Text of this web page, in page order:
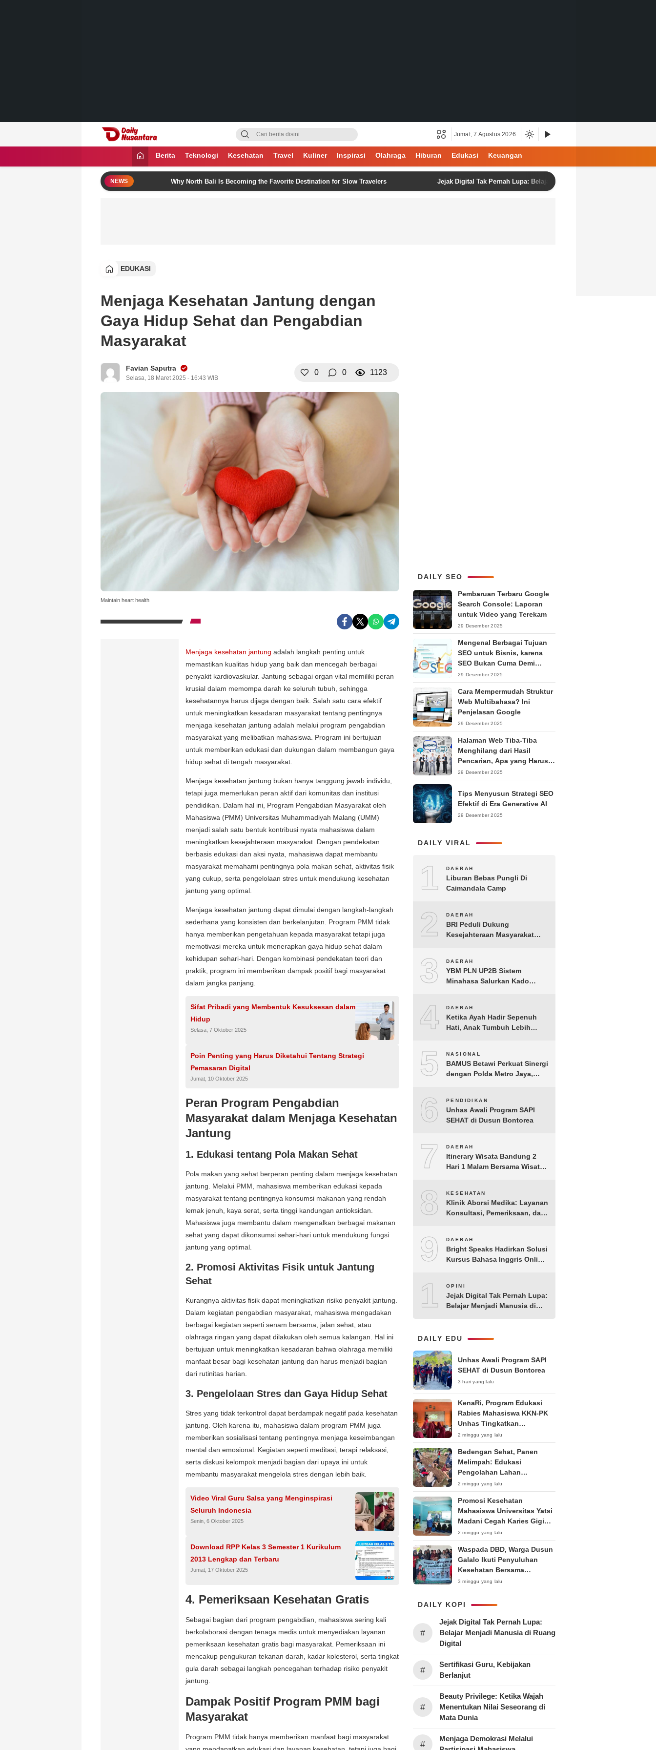
Daily Nusantara
Menyajikan Fakta, Menginspirasi Bangsa
Jumat, 7 Agustus 2026
Berita Teknologi Kesehatan Travel Kuliner Inspirasi Olahraga Hiburan Edukasi Keuangan
NEWS Why North Bali Is Becoming the Favorite Destination for Slow Travelers Jejak Digital Tak Pernah Lupa: Belajar Menjadi Manusia di Ruang Digital
EDUKASI
Menjaga Kesehatan Jantung dengan
Gaya Hidup Sehat dan Pengabdian
Masyarakat
Favian Saputra
Selasa, 18 Maret 2025 - 16:43 WIB
0 0 1123
Maintain heart health
Menjaga kesehatan jantung adalah langkah penting untuk
memastikan kualitas hidup yang baik dan mencegah berbagai
penyakit kardiovaskular. Jantung sebagai organ vital memiliki peran
krusial dalam memompa darah ke seluruh tubuh, sehingga
kesehatannya harus dijaga dengan baik. Salah satu cara efektif
untuk meningkatkan kesadaran masyarakat tentang pentingnya
menjaga kesehatan jantung adalah melalui program pengabdian
masyarakat yang melibatkan mahasiswa. Program ini bertujuan
untuk memberikan edukasi dan dukungan dalam membangun gaya
hidup sehat di tengah masyarakat.
Menjaga kesehatan jantung bukan hanya tanggung jawab individu,
tetapi juga memerlukan peran aktif dari komunitas dan institusi
pendidikan. Dalam hal ini, Program Pengabdian Masyarakat oleh
Mahasiswa (PMM) Universitas Muhammadiyah Malang (UMM)
menjadi salah satu bentuk kontribusi nyata mahasiswa dalam
meningkatkan kesejahteraan masyarakat. Dengan pendekatan
berbasis edukasi dan aksi nyata, mahasiswa dapat membantu
masyarakat memahami pentingnya pola makan sehat, aktivitas fisik
yang cukup, serta pengelolaan stres untuk mendukung kesehatan
jantung yang optimal.
Menjaga kesehatan jantung dapat dimulai dengan langkah-langkah
sederhana yang konsisten dan berkelanjutan. Program PMM tidak
hanya memberikan pengetahuan kepada masyarakat tetapi juga
memotivasi mereka untuk menerapkan gaya hidup sehat dalam
kehidupan sehari-hari. Dengan kombinasi pendekatan teori dan
praktik, program ini memberikan dampak positif bagi masyarakat
dalam jangka panjang.
Sifat Pribadi yang Membentuk Kesuksesan dalam
Hidup
Selasa, 7 Oktober 2025
Poin Penting yang Harus Diketahui Tentang Strategi
Pemasaran Digital
Jumat, 10 Oktober 2025
Peran Program Pengabdian
Masyarakat dalam Menjaga Kesehatan
Jantung
1. Edukasi tentang Pola Makan Sehat
Pola makan yang sehat berperan penting dalam menjaga kesehatan
jantung. Melalui PMM, mahasiswa memberikan edukasi kepada
masyarakat tentang pentingnya konsumsi makanan yang rendah
lemak jenuh, kaya serat, serta tinggi kandungan antioksidan.
Mahasiswa juga membantu dalam mengenalkan berbagai makanan
sehat yang dapat dikonsumsi sehari-hari untuk mendukung fungsi
jantung yang optimal.
2. Promosi Aktivitas Fisik untuk Jantung
Sehat
Kurangnya aktivitas fisik dapat meningkatkan risiko penyakit jantung.
Dalam kegiatan pengabdian masyarakat, mahasiswa mengadakan
berbagai kegiatan seperti senam bersama, jalan sehat, atau
olahraga ringan yang dapat dilakukan oleh semua kalangan. Hal ini
bertujuan untuk meningkatkan kesadaran bahwa olahraga memiliki
manfaat besar bagi kesehatan jantung dan harus menjadi bagian
dari rutinitas harian.
3. Pengelolaan Stres dan Gaya Hidup Sehat
Stres yang tidak terkontrol dapat berdampak negatif pada kesehatan
jantung. Oleh karena itu, mahasiswa dalam program PMM juga
memberikan sosialisasi tentang pentingnya menjaga keseimbangan
mental dan emosional. Kegiatan seperti meditasi, terapi relaksasi,
serta diskusi kelompok menjadi bagian dari upaya ini untuk
membantu masyarakat mengelola stres dengan lebih baik.
Video Viral Guru Salsa yang Menginspirasi
Seluruh Indonesia
Senin, 6 Oktober 2025
Download RPP Kelas 3 Semester 1 Kurikulum
2013 Lengkap dan Terbaru
Jumat, 17 Oktober 2025
4. Pemeriksaan Kesehatan Gratis
Sebagai bagian dari program pengabdian, mahasiswa sering kali
berkolaborasi dengan tenaga medis untuk menyediakan layanan
pemeriksaan kesehatan gratis bagi masyarakat. Pemeriksaan ini
mencakup pengukuran tekanan darah, kadar kolesterol, serta tingkat
gula darah sebagai langkah pencegahan terhadap risiko penyakit
jantung.
Dampak Positif Program PMM bagi
Masyarakat
Program PMM tidak hanya memberikan manfaat bagi masyarakat
DAILY SEO
Pembaruan Terbaru Google
Search Console: Laporan
untuk Video yang Terekam
29 Desember 2025
Mengenal Berbagai Tujuan
SEO untuk Bisnis, karena
SEO Bukan Cuma Demi
Ranking
29 Desember 2025
Cara Mempermudah Struktur
Web Multibahasa? Ini
Penjelasan Google
29 Desember 2025
Halaman Web Tiba-Tiba
Menghilang dari Hasil
Pencarian, Apa yang Harus
Dilakukan?
29 Desember 2025
Tips Menyusun Strategi SEO
Efektif di Era Generative AI
29 Desember 2025
DAILY VIRAL
1 DAERAH
Liburan Bebas Pungli Di
Caimandala Camp
2 DAERAH
BRI Peduli Dukung
Kesejahteraan Masyarakat
3 DAERAH
YBM PLN UP2B Sistem
Minahasa Salurkan Kado
Tomohon
4 DAERAH
Ketika Ayah Hadir Sepenuh
Hati, Anak Tumbuh Lebih
5 NASIONAL
BAMUS Betawi Perkuat Sinergi
dengan Polda Metro Jaya,
Kondusif Jelang HUT ke-81
Republik Indonesia
6 PENDIDIKAN
Unhas Awali Program SAPI
SEHAT di Dusun Bontorea
7 DAERAH
Itinerary Wisata Bandung 2
Hari 1 Malam Bersama Wisata
8 KESEHATAN
Klinik Aborsi Medika: Layanan
Konsultasi, Pemeriksaan, dan
9 DAERAH
Bright Speaks Hadirkan Solusi
Kursus Bahasa Inggris Online
Bicara
10
OPINI
Jejak Digital Tak Pernah Lupa:
Belajar Menjadi Manusia di
DAILY EDU
Unhas Awali Program SAPI
SEHAT di Dusun Bontorea
3 hari yang lalu
KenaRi, Program Edukasi
Rabies Mahasiswa KKN-PK
Unhas Tingkatkan
Kesadaran Siswa SD Negeri 4
Maccorawalie
2 minggu yang lalu
Bedengan Sehat, Panen
Melimpah: Edukasi
Pengolahan Lahan
Bedengan Organik bagi KWT
dan Ibu PKK RT 04 RW 01
Kelurahan Pakintelan
2 minggu yang lalu
Promosi Kesehatan
Mahasiswa Universitas Yatsi
Madani Cegah Karies Gigi
Anak
2 minggu yang lalu
Waspada DBD, Warga Dusun
Galalo Ikuti Penyuluhan
Kesehatan Bersama
Mahasiswa Pemberdayaan
Surabaya 2026
3 minggu yang lalu
DAILY KOPI
#
Jejak Digital Tak Pernah Lupa:
Belajar Menjadi Manusia di Ruang
Digital
#
Sertifikasi Guru, Kebijakan
Berlanjut
#
Beauty Privilege: Ketika Wajah
Menentukan Nilai Seseorang di
Mata Dunia
#
Menjaga Demokrasi Melalui